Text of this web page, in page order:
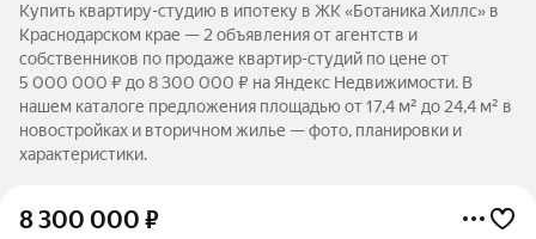
Купить квартиру-студию в ипотеку в ЖК «Ботаника Хиллс» в
Краснодарском крае — 2 объявления от агентств и
собственников по продаже квартир-студий по цене от
5 000 000 ₽ до 8 300 000 ₽ на Яндекс Недвижимости. В
нашем каталоге предложения площадью от 17,4 м² до 24,4 м² в
новостройках и вторичном жилье — фото, планировки и
характеристики.
8 300 000 ₽